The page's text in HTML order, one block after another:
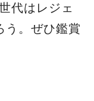
代はレジェ
う。ぜひ鑑賞